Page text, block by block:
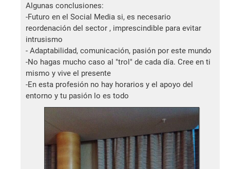
Algunas conclusiones:
-Futuro en el Social Media si, es necesario
reordenación del sector , imprescindible para evitar
intrusismo
- Adaptabilidad, comunicación, pasión por este mundo
-No hagas mucho caso al "trol" de cada día. Cree en ti
mismo y vive el presente
-En esta profesión no hay horarios y el apoyo del
entorno y tu pasión lo es todo